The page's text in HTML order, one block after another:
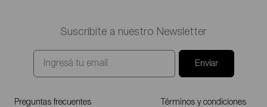
Suscribite a nuestro Newsletter
Enviar
Preguntas frecuentes
Términos y condiciones